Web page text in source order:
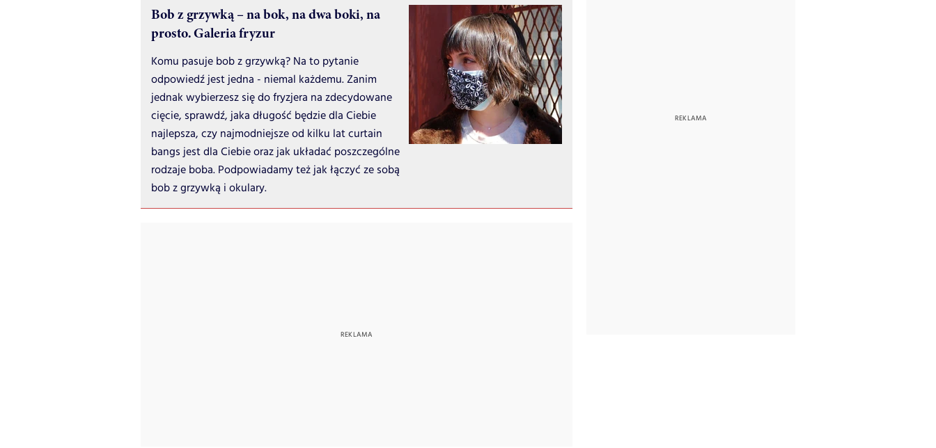
Bob z grzywką – na bok, na dwa boki, na
prosto. Galeria fryzur
Komu pasuje bob z grzywką? Na to pytanie
odpowiedź jest jedna - niemal każdemu. Zanim
jednak wybierzesz się do fryzjera na zdecydowane
cięcie, sprawdź, jaka długość będzie dla Ciebie
najlepsza, czy najmodniejsze od kilku lat curtain
bangs jest dla Ciebie oraz jak układać poszczególne
rodzaje boba. Podpowiadamy też jak łączyć ze sobą
bob z grzywką i okulary.